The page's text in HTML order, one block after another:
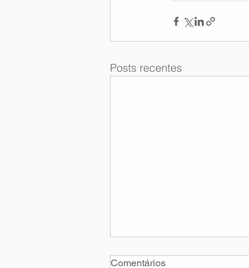
Posts recentes
Comentários